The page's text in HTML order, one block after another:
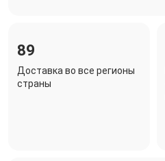
89
Доставка во все регионы
страны